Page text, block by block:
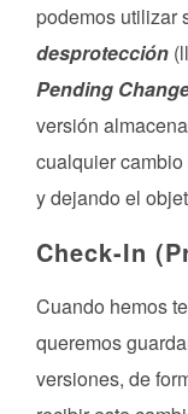
podemos utilizar
desprotección
Pending
versión
cualquier
y dejando el
Check-In
Cuando hemos
queremos
versiones, de